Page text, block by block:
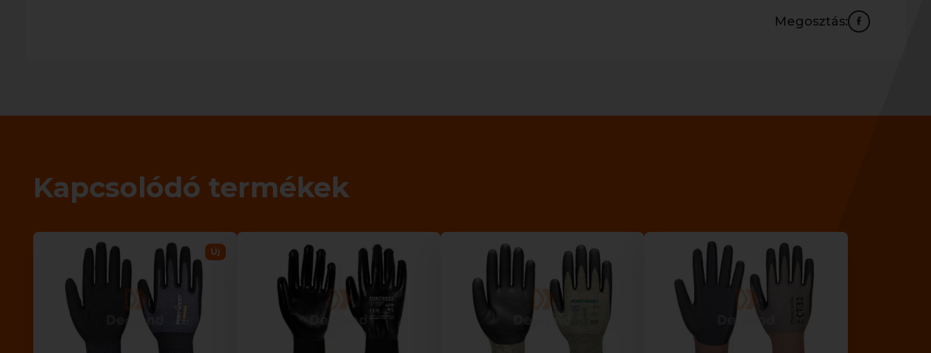
Megosztás:
Kapcsolódó termékek
Új